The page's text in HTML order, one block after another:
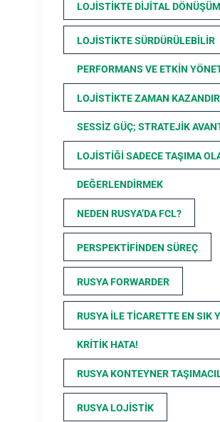
LOJISTIKTE DIJITAL DÖNÜŞÜM
LOJISTIKTE SÜRDÜRÜLEBILIR
PERFORMANS VE ETKIN
LOJISTIKTE ZAMAN
SESSIZ GÜÇ; STRATEJIK
LOJISTIĞI SADECE TAŞIMA
DEĞERLENDIRMEK
NEDEN RUSYA’DA FCL?
PERSPEKTIFINDEN SÜREÇ
RUSYA FORWARDER
RUSYA ILE TICARETTE EN SIK
KRITIK HATA!
RUSYA KONTEYNER
RUSYA LOJISTIK